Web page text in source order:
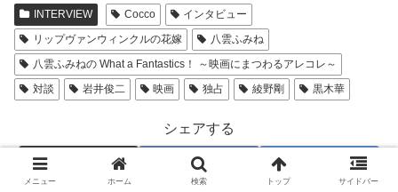
INTERVIEW Cocco
インタビュー
リップヴァンウィンクルの花嫁
八雲ふみね
八雲ふみねの What a Fantastics！ ～映画にまつわるアレコレ～
対談
岩井俊二 映画 独占 綾野剛 黒木華
シェアする
Facebook
メニュー ホーム 検索 トップ サイドバー